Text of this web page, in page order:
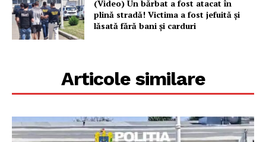
(Video) Un bărbat a fost atacat în
plină stradă! Victima a fost jefuită și
lăsată fără bani și carduri
Articole similare